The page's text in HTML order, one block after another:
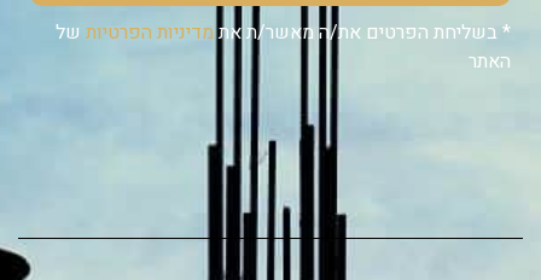
* בשליחת הפרטים את/ה מאשר/ת אתמדיניות הפרטיות של
האתר